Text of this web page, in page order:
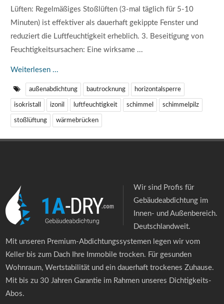
Lüften: Regelmäßiges Stoßlüften (3-mal täglich für 5-10
Minuten) ist effektiver als dauerhaft gekippte Fenster und
reduziert die Luftfeuchtigkeit erheblich. 3. Beseitigung von
Feuchtigkeitsursachen: Eine wirksame ...
Weiterlesen ...
außenabdichtung bautrocknung horizontalsperre
isokristall izonil luftfeuchtigkeit schimmel schimmelpilz
stoßlüftung wärmebrücken
Wir sind Profis für
Gebäudeabdichtung im
Innen- und Außenbereich.
Deutschlandweit.
Mit unseren Premium-Abdichtungssystemen legen wir vom
Keller bis zum Dach Ihre Immobile trocken. Für gesunden
Wohnraum, Wertstabilität und ein dauerhaft trockenes Zuhause.
Mit bis zu 30 Jahren Garantie im Rahmen unseres Dichtigkeits-
Abos.